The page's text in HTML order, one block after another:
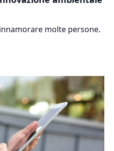
molte persone.